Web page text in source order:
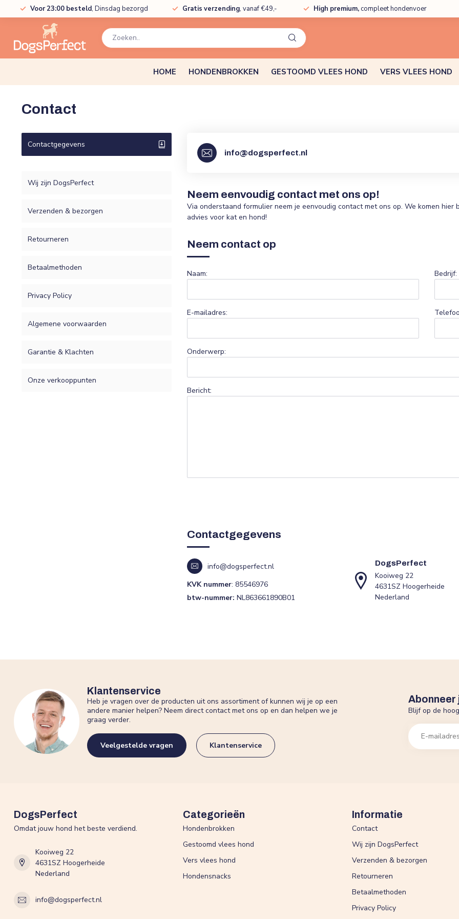
Voor 23:00 besteld, Dinsdag bezorgd Gratis verzending, vanaf €49,- High premium, compleet hondenvoer
HOME HONDENBROKKEN GESTOOMD VLEES HOND VERS VLEES HOND
Contact
Contactgegevens
Wij zijn DogsPerfect
Verzenden & bezorgen
Retourneren
Betaalmethoden
Privacy Policy
Algemene voorwaarden
Garantie & Klachten
Onze verkooppunten
info@dogsperfect.nl
Neem eenvoudig contact met ons op!
Via onderstaand formulier neem je eenvoudig contact met ons op. We komen
advies voor kat en hond!
Neem contact op
Naam: Bedrijf:
E-mailadres:
Onderwerp:
Bericht:
Contactgegevens
info@dogsperfect.nl
KVK nummer: 85546976
btw-nummer: NL863661890B01
DogsPerfect
Kooiweg 22
4631SZ Hoogerheide
Nederland
Klantenservice
Heb je vragen over de producten uit ons assortiment of kunnen wij je op een
andere manier helpen? Neem direct contact met ons op en dan helpen we je
graag verder.
Veelgestelde vragen Klantenservice
Abonneer
Blijf op de
DogsPerfect
Omdat jouw hond het beste verdiend.
Kooiweg 22
4631SZ Hoogerheide
Nederland
info@dogsperfect.nl
Categorieën
Hondenbrokken
Gestoomd vlees hond
Vers vlees hond
Hondensnacks
Informatie
Contact
Wij zijn DogsPerfect
Verzenden & bezorgen
Retourneren
Betaalmethoden
Privacy Policy